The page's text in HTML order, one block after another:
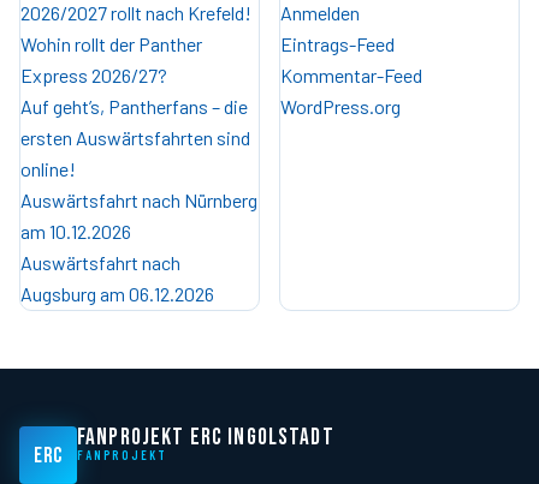
2026/2027 rollt nach Krefeld!
Wohin rollt der Panther
Express 2026/27?
Auf geht’s, Pantherfans – die
ersten Auswärtsfahrten sind
online!
Auswärtsfahrt nach Nürnberg
am 10.12.2026
Auswärtsfahrt nach
Augsburg am 06.12.2026
Anmelden
Eintrags-Feed
Kommentar-Feed
WordPress.org
ERC
FANPROJEKT ERC INGOLSTADT
FANPROJEKT